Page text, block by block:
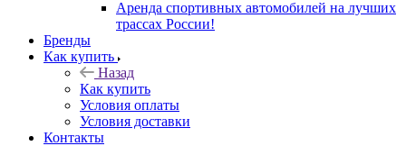
Аренда спортивных автомобилей на лучших
трассах России!
Бренды
Как купить
Назад
Как купить
Условия оплаты
Условия доставки
Контакты